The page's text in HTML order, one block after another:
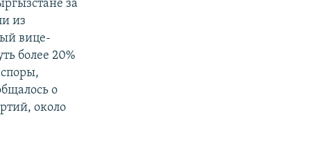
за
из
вице-
более 20%
о
около